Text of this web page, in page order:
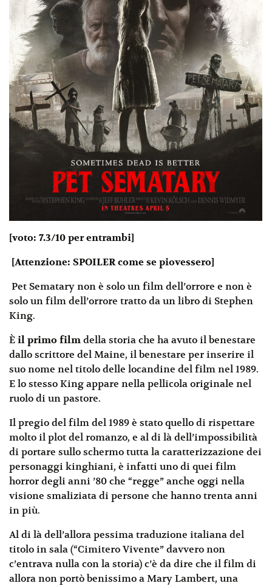
[voto: 7.3/10 per entrambi]
[Attenzione: SPOILER come se piovessero]
Pet Sematary non è solo un film dell’orrore e non è
solo un film dell’orrore tratto da un libro di Stephen
King.
È il primo film della storia che ha avuto il benestare
dallo scrittore del Maine, il benestare per inserire il
suo nome nel titolo delle locandine del film nel 1989.
E lo stesso King appare nella pellicola originale nel
ruolo di un pastore.
Il pregio del film del 1989 è stato quello di rispettare
molto il plot del romanzo, e al di là dell’impossibilità
di portare sullo schermo tutta la caratterizzazione dei
personaggi kinghiani, è infatti uno di quei film
horror degli anni ’80 che “regge” anche oggi nella
visione smaliziata di persone che hanno trenta anni
in più.
Al di là dell’allora pessima traduzione italiana del
titolo in sala (“Cimitero Vivente” davvero non
c’entrava nulla con la storia) c’è da dire che il film di
allora non portò benissimo a Mary Lambert, una